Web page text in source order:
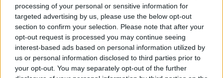
processing of your personal or sensitive information for
targeted advertising by us, please use the below opt-out
section to confirm your selection. Please note that after your
opt-out request is processed you may continue seeing
interest-based ads based on personal information utilized by
us or personal information disclosed to third parties prior to
your opt-out. You may separately opt-out of the further